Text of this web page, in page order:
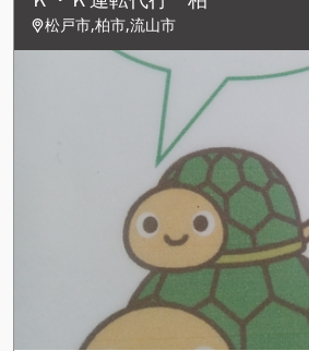
松戸市,柏市,流山市